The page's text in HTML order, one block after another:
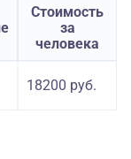
Стоимость
за
человека
18200 руб.